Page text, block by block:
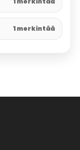
1 merkintää